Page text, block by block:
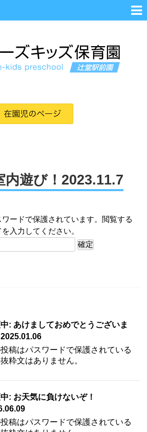
内遊び！2023.11.7
ードで保護されています。閲覧する
入力してください。
: あけましておめでとうございま
稿はパスワードで保護されている
粋文はありません。
: お天気に負けないぞ！
稿はパスワードで保護されている